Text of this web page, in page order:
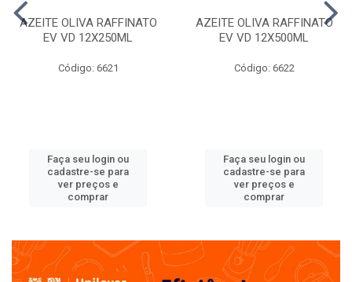
AZEITE OLIVA RAFFINATO
EV VD 12X250ML
Código: 6621
Faça seu login ou
cadastre-se para
ver preços e
comprar
AZEITE OLIVA RAFFINATO
EV VD 12X500ML
Código: 6622
Faça seu login ou
cadastre-se para
ver preços e
comprar